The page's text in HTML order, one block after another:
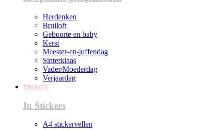
Herdenken
Bruiloft
Geboorte en baby
Kerst
Meester-en-juffendag
Sinterklaas
Vader/Moederdag
Verjaardag
Stickers
In Stickers
A4 stickervellen